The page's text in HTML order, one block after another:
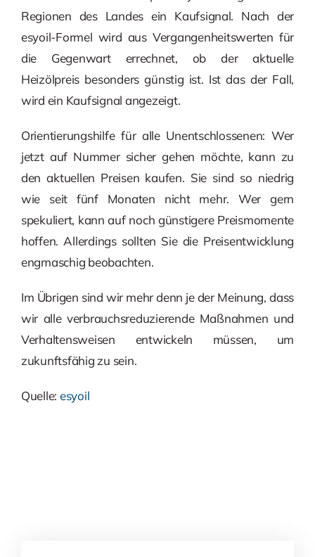
Regionen des Landes ein Kaufsignal. Nach der
esyoil-Formel wird aus Vergangenheitswerten für
die Gegenwart errechnet, ob der aktuelle
Heizölpreis besonders günstig ist. Ist das der Fall,
wird ein Kaufsignal angezeigt.
Orientierungshilfe für alle Unentschlossenen: Wer
jetzt auf Nummer sicher gehen möchte, kann zu
den aktuellen Preisen kaufen. Sie sind so niedrig
wie seit fünf Monaten nicht mehr. Wer gern
spekuliert, kann auf noch günstigere Preismomente
hoffen. Allerdings sollten Sie die Preisentwicklung
engmaschig beobachten.
Im Übrigen sind wir mehr denn je der Meinung, dass
wir alle verbrauchsreduzierende Maßnahmen und
Verhaltensweisen entwickeln müssen, um
zukunftsfähig zu sein.
Quelle: esyoil